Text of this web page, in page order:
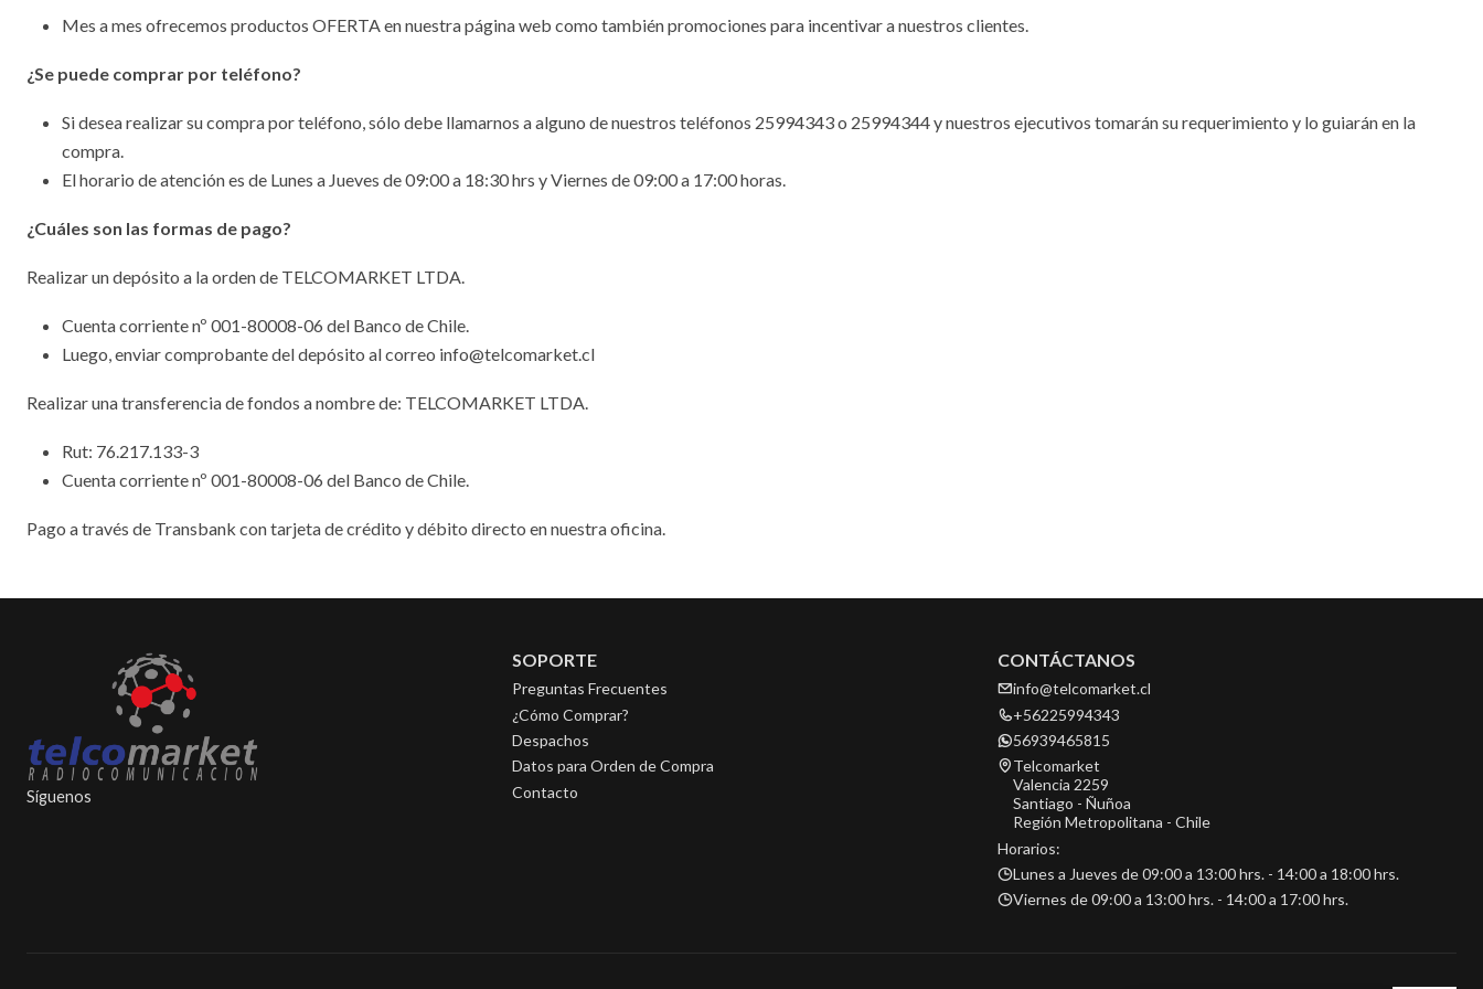
Mes a mes ofrecemos productos OFERTA en nuestra página web como también promociones para incentivar a nuestros clientes.
¿Se puede comprar por teléfono?
Si desea realizar su compra por teléfono, sólo debe llamarnos a alguno de nuestros teléfonos 25994343 o 25994344 y nuestros ejecutivos tomarán su requerimiento y lo guiarán en la
compra.
El horario de atención es de Lunes a Jueves de 09:00 a 18:30 hrs y Viernes de 09:00 a 17:00 horas.
¿Cuáles son las formas de pago?
Realizar un depósito a la orden de TELCOMARKET LTDA.
Cuenta corriente nº 001-80008-06 del Banco de Chile.
Luego, enviar comprobante del depósito al correo info@telcomarket.cl
Realizar una transferencia de fondos a nombre de: TELCOMARKET LTDA.
Rut: 76.217.133-3
Cuenta corriente nº 001-80008-06 del Banco de Chile.
Pago a través de Transbank con tarjeta de crédito y débito directo en nuestra oficina.
Síguenos
SOPORTE
Preguntas Frecuentes
¿Cómo Comprar?
Despachos
Datos para Orden de Compra
Contacto
CONTÁCTANOS
info@telcomarket.cl
+56225994343
56939465815
Telcomarket
Valencia 2259
Santiago - Ñuñoa
Región Metropolitana - Chile
Horarios:
Lunes a Jueves de 09:00 a 13:00 hrs. - 14:00 a 18:00 hrs.
Viernes de 09:00 a 13:00 hrs. - 14:00 a 17:00 hrs.